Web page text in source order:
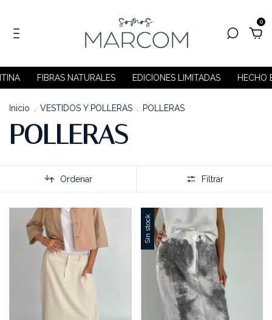
0
FIBRAS NATURALES EDICIONES LIMITADAS HECHO
Inicio . VESTIDOS Y POLLERAS . POLLERAS
POLLERAS
Ordenar Filtrar
Sin stock